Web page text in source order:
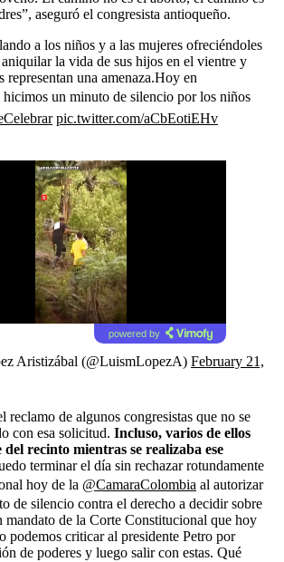
aseguró el congresista antioqueño.
a los niños y a las mujeres ofreciéndoles
la vida de sus hijos en el vientre y
representan una amenaza.Hoy en
hicimos un minuto de silencio por los niños
pic.twitter.com/aCbEotiEHv
powered by
Aristizábal (@LuismLopezA) February 21,
reclamo de algunos congresistas que no se
con esa solicitud. Incluso, varios de ellos
recinto mientras se realizaba ese
terminar el día sin rechazar rotundamente
hoy de la @CamaraColombia al autorizar
de silencio contra el derecho a decidir sobre
mandato de la Corte Constitucional que hoy
podemos criticar al presidente Petro por
de poderes y luego salir con estas. Qué